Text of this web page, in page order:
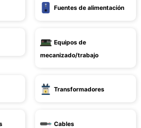
Fuentes de alimentación
Equipos de
mecanizado/trabajo
Transformadores
Cables